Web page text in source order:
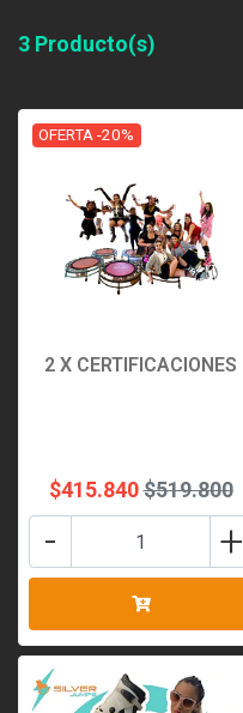
3 Producto(s)
OFERTA -20%
2 X CERTIFICACIONES
$415.840$519.800
+
-